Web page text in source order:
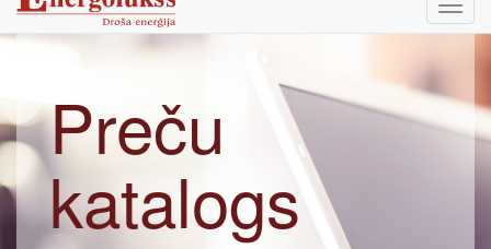
Preču
katalogs